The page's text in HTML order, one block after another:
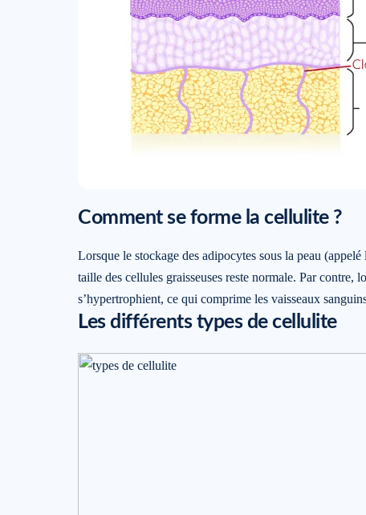
Comment se forme la cellulite ?
Lorsque le stockage des adipocytes sous la peau
taille des cellules graisseuses reste normale. Par contre,
s’hypertrophient, ce qui comprime les vaisseaux
Les différents types de cellulite